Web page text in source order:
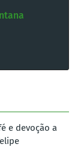
e devoção a